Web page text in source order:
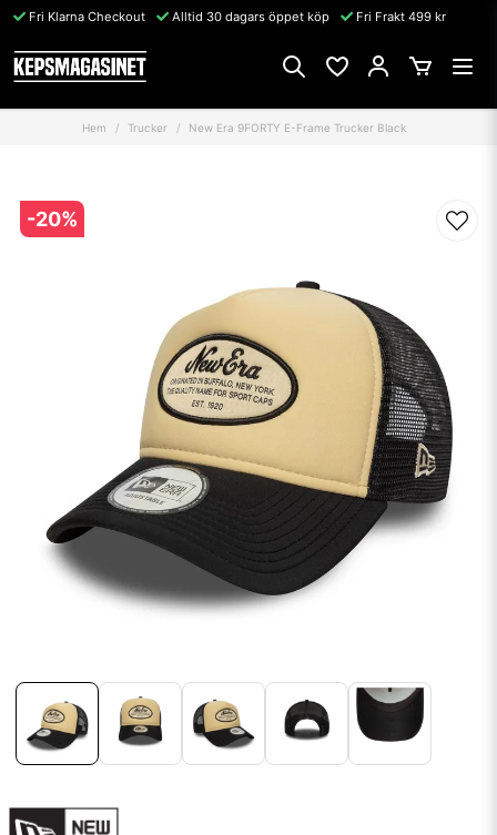
Fri Klarna Checkout Alltid 30 dagars öppet köp Fri Frakt 499 kr
Hem Trucker New Era 9FORTY E-Frame Trucker Black
-20%